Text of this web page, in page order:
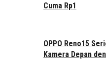
Cuma Rp1
OPPO Reno15
Kamera Depan